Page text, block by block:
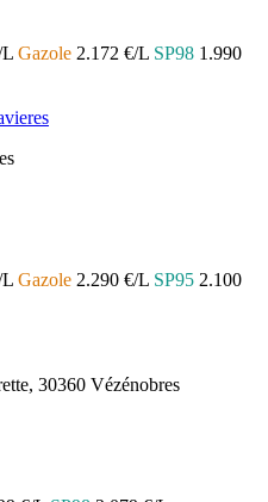
L Gazole 2.172 €/L SP98 1.990
L Gazole 2.290 €/L SP95 2.100
30360 Vézénobres